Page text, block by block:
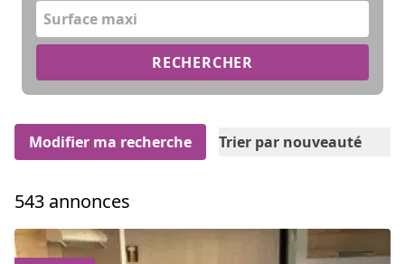
Surface maxi
RECHERCHER
Modifier ma recherche Trier par nouveauté
543 annonces